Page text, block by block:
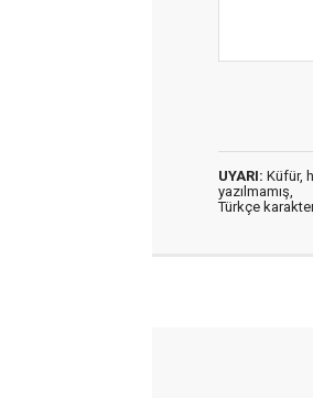
UYARI: Küfür,
yazılmamış,
Türkçe